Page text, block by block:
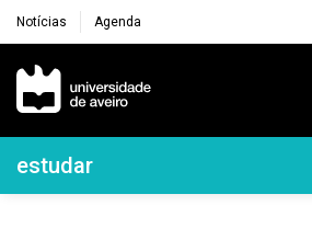
Notícias Agenda
Navegação Principal
Navegação Lateral
estudar